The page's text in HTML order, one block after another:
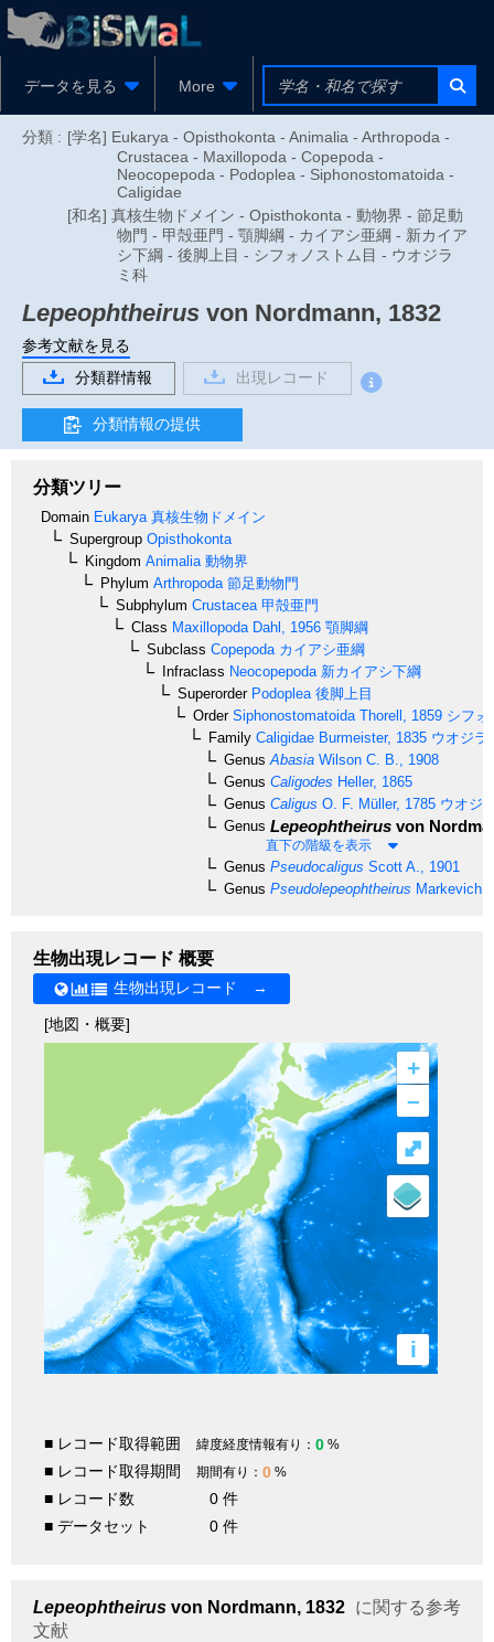
データを見る More
分類 : [学名] Eukarya - Opisthokonta - Animalia - Arthropoda -
Crustacea - Maxillopoda - Copepoda -
Neocopepoda - Podoplea - Siphonostomatoida -
Caligidae
[和名] 真核生物ドメイン - Opisthokonta - 動物界 - 節足動
物門 - 甲殻亜門 - 顎脚綱 - カイアシ亜綱 - 新カイア
シ下綱 - 後脚上目 - シフォノストム目 - ウオジラ
ミ科
Lepeophtheirus von Nordmann, 1832
参考文献を見る
分類群情報
出現レコード
分類情報の提供
分類ツリー
Domain Eukarya 真核生物ドメイン
Supergroup Opisthokonta
Kingdom Animalia 動物界
Phylum Arthropoda 節足動物門
Subphylum Crustacea 甲殻亜門
Class Maxillopoda Dahl, 1956 顎脚綱
Subclass Copepoda カイアシ亜綱
Infraclass Neocopepoda 新カイアシ下綱
SuperorderPodoplea 後脚上目
OrderSiphonostomatoida Thorell, 1859 シフォ
Family Caligidae Burmeister, 1835 ウオジラ
Genus Abasia Wilson C. B., 1908
Genus Caligodes Heller, 1865
Genus Caligus O. F. Müller, 1785 ウオジ
Genus Lepeophtheirus von
直下の階級を表示
Genus Pseudocaligus Scott A., 1901
Genus Pseudolepeophtheirus Markevich,
生物出現レコード 概要
生物出現レコード →
[地図・概要]
+
–
i
⤢
■ レコード取得範囲 緯度経度情報有り： 0 %
■ レコード取得期間 期間有り： 0 %
■ レコード数
0 件
■ データセット
0 件
Lepeophtheirus von Nordmann, 1832 に関する参考
文献